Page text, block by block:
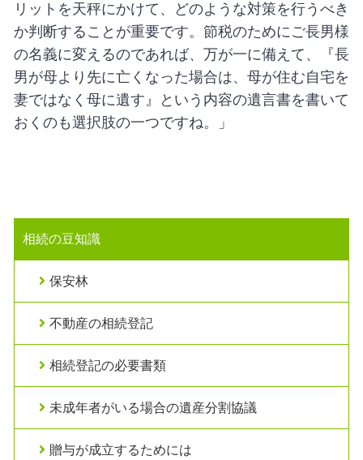
リットを天秤にかけて、どのような対策を行うべき
か判断することが重要です。節税のためにご長男様
の名義に変えるのであれば、万が一に備えて、『長
男が母より先に亡くなった場合は、母が住む自宅を
妻ではなく母に遺す』という内容の遺言書を書いて
おくのも選択肢の一つですね。」
相続の豆知識
保安林
不動産の相続登記
相続登記の必要書類
未成年者がいる場合の遺産分割協議
贈与が成立するためには